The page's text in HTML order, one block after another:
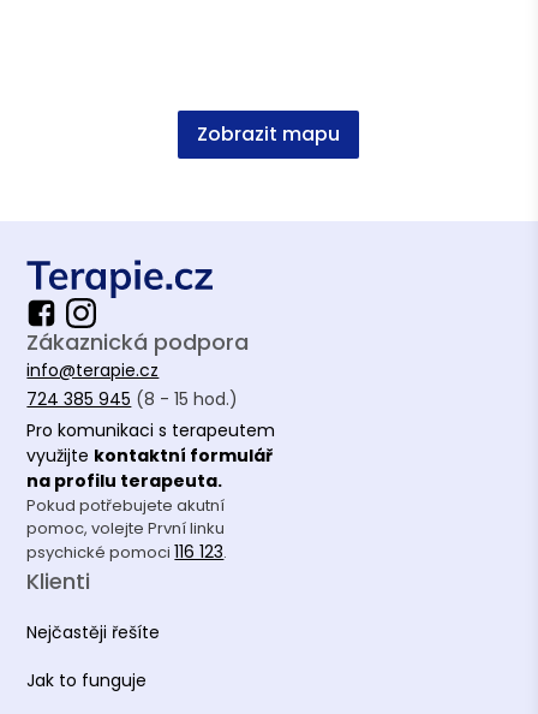
psychoterapii (ČSPAP)
vzdělávání
Univerzita Palackého; Mgr. Andragogika
Zobrazit mapu
Zákaznická podpora
info@terapie.cz
724 385 945 (8 - 15 hod.)
Pro komunikaci s terapeutem
využijte kontaktní formulář
na profilu terapeuta.
Pokud potřebujete akutní
pomoc, volejte První linku
psychické pomoci116 123.
Klienti
Nejčastěji řešíte
Jak to funguje